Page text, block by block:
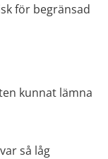
för begränsad
kunnat lämna
så låg